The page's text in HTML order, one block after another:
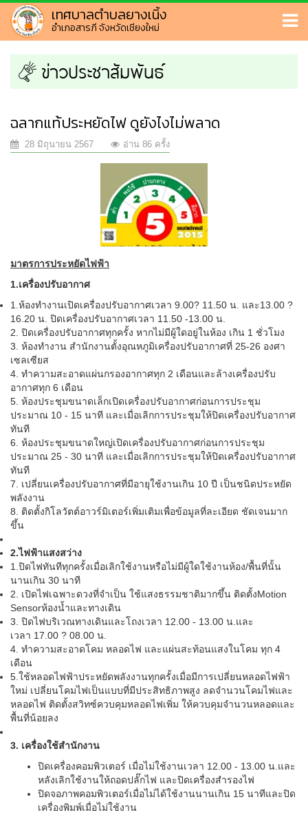
เทศบาลตำบลยางเนิ้ง
อำเภอสารภี จังหวัดเชียงใหม่
ข่าวประชาสัมพันธ์
ฉลากแท้ประหยัดไฟ ดูยังไงไม่พลาด
28 มิถุนายน 2567 อ่าน 86 ครั้ง
มาตรการประหยัดไฟฟ้า
1.เครื่องปรับอากาศ
1.ห้องทำงานเปิดเครื่องปรับอากาศเวลา 9.00? 11.50 น. และ13.00 ?
16.20 น. ปิดเครื่องปรับอากาศเวลา 11.50 -13.00 น.
2. ปิดเครื่องปรับอากาศทุกครั้ง หากไม่มีผู้ใดอยู่ในห้อง เกิน 1 ชั่วโมง
3. ห้องทำงาน สำนักงานตั้งอุณหภูมิเครื่องปรับอากาศที่ 25-26 องศา
เซลเซียส
4. ทำความสะอาดแผ่นกรองอากาศทุก 2 เดือนและล้างเครื่องปรับ
อากาศทุก 6 เดือน
5. ห้องประชุมขนาดเล็กเปิดเครื่องปรับอากาศก่อนการประชุม
ประมาณ 10 - 15 นาที และเมื่อเลิกการประชุมให้ปิดเครื่องปรับอากาศ
ทันที
6. ห้องประชุมขนาดใหญ่เปิดเครื่องปรับอากาศก่อนการประชุม
ประมาณ 25 - 30 นาที และเมื่อเลิกการประชุมให้ปิดเครื่องปรับอากาศ
ทันที
7. เปลี่ยนเครื่องปรับอากาศที่มีอายุใช้งานเกิน 10 ปี เป็นชนิดประหยัด
พลังงาน
8. ติดตั้งกิโลวัตต์อาวร์มิเตอร์เพิ่มเติมเพื่อข้อมูลที่ละเอียด ชัดเจนมาก
ขึ้น
2.ไฟฟ้าแสงสว่าง
1.ปิดไฟทันทีทุกครั้งเมื่อเลิกใช้งานหรือไม่มีผู้ใดใช้งานห้อง/พื้นที่นั้น
นานเกิน 30 นาที
2. เปิดไฟเฉพาะดวงที่จำเป็น ใช้แสงธรรมชาติมากขึ้น ติดตั้งMotion
Sensorห้องน้ำและทางเดิน
3. ปิดไฟบริเวณทางเดินและโถงเวลา 12.00 - 13.00 น.และ
เวลา 17.00 ? 08.00 น.
4. ทำความสะอาดโคม หลอดไฟ และแผ่นสะท้อนแสงในโคม ทุก 4
เดือน
5.ใช้หลอดไฟฟ้าประหยัดพลังงานทุกครั้งเมื่อมีการเปลี่ยนหลอดไฟฟ้า
ใหม่ เปลี่ยนโคมไฟเป็นแบบที่มีประสิทธิภาพสูง ลดจำนวนโคมไฟและ
หลอดไฟ ติดตั้งสวิทซ์ควบคุมหลอดไฟเพิ่ม ให้ควบคุมจำนวนหลอดและ
พื้นที่น้อยลง
3. เครื่องใช้สำนักงาน
ปิดเครื่องคอมพิวเตอร์ เมื่อไม่ใช้งานเวลา 12.00 - 13.00 น.และ
หลังเลิกใช้งานให้ถอดปลั๊กไฟ และปิดเครื่องสำรองไฟ
ปิดจอภาพคอมพิวเตอร์เมื่อไม่ได้ใช้งานนานเกิน 15 นาทีและปิด
เครื่องพิมพ์เมื่อไม่ใช้งาน